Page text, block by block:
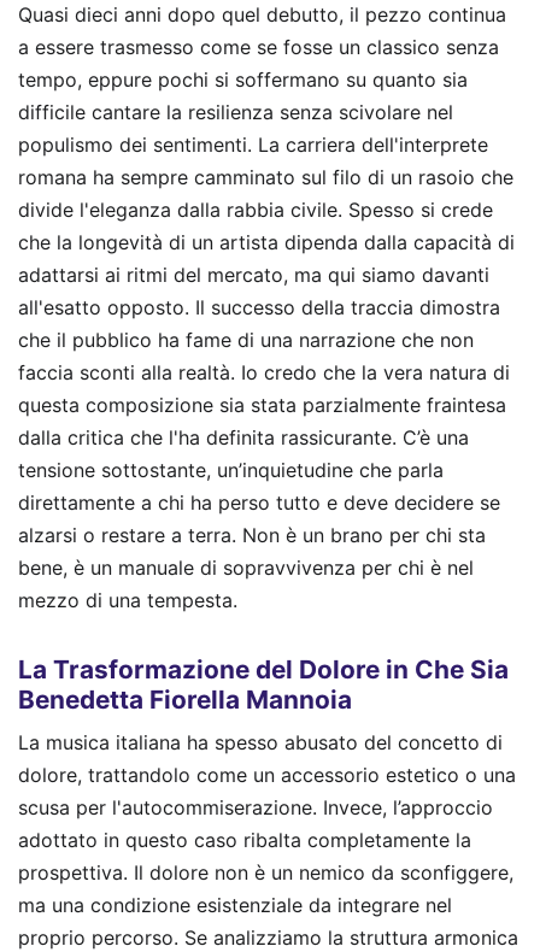
Quasi dieci anni dopo quel debutto, il pezzo continua
a essere trasmesso come se fosse un classico senza
tempo, eppure pochi si soffermano su quanto sia
difficile cantare la resilienza senza scivolare nel
populismo dei sentimenti. La carriera dell'interprete
romana ha sempre camminato sul filo di un rasoio che
divide l'eleganza dalla rabbia civile. Spesso si crede
che la longevità di un artista dipenda dalla capacità di
adattarsi ai ritmi del mercato, ma qui siamo davanti
all'esatto opposto. Il successo della traccia dimostra
che il pubblico ha fame di una narrazione che non
faccia sconti alla realtà. Io credo che la vera natura di
questa composizione sia stata parzialmente fraintesa
dalla critica che l'ha definita rassicurante. C’è una
tensione sottostante, un’inquietudine che parla
direttamente a chi ha perso tutto e deve decidere se
alzarsi o restare a terra. Non è un brano per chi sta
bene, è un manuale di sopravvivenza per chi è nel
mezzo di una tempesta.
La Trasformazione del Dolore in Che Sia
Benedetta Fiorella Mannoia
La musica italiana ha spesso abusato del concetto di
dolore, trattandolo come un accessorio estetico o una
scusa per l'autocommiserazione. Invece, l’approccio
adottato in questo caso ribalta completamente la
prospettiva. Il dolore non è un nemico da sconfiggere,
ma una condizione esistenziale da integrare nel
proprio percorso. Se analizziamo la struttura armonica